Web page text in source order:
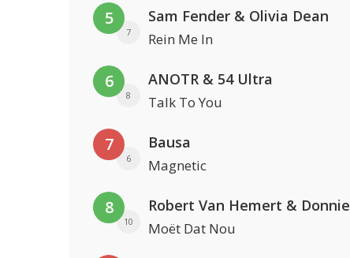
5
7
Sam Fender & Olivia Dean
Rein Me In
6
8
ANOTR & 54 Ultra
Talk To You
7
6
Bausa
Magnetic
8
10
Robert Van Hemert & Donnie
Moët Dat Nou